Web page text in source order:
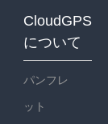
CloudGPS
について
パンフレ
ット